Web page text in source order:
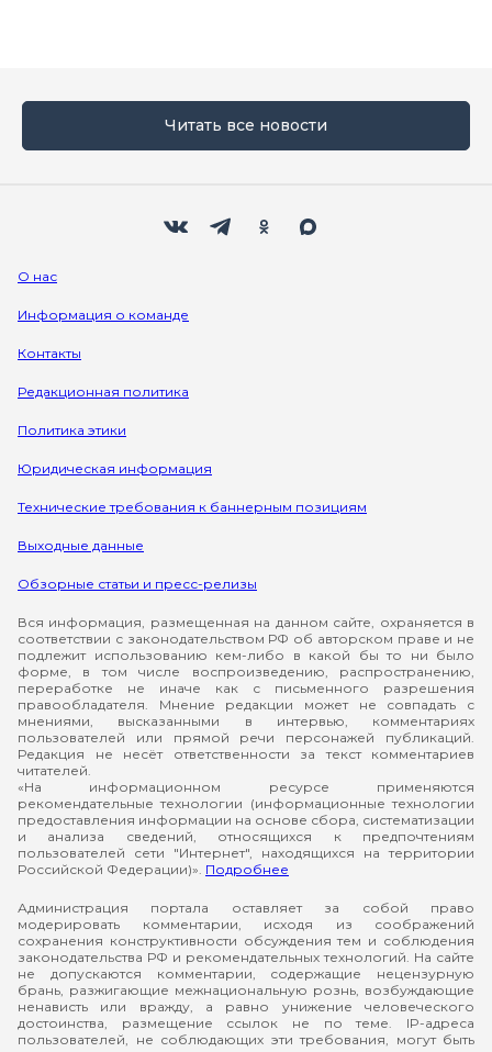
Читать все новости
О нас
Информация о команде
Контакты
Редакционная политика
Политика этики
Юридическая информация
Технические требования к баннерным позициям
Выходные данные
Обзорные статьи и пресс-релизы
Вся информация, размещенная на данном сайте, охраняется в
соответствии с законодательством РФ об авторском праве и не
подлежит использованию кем-либо в какой бы то ни было
форме, в том числе воспроизведению, распространению,
переработке не иначе как с письменного разрешения
правообладателя. Мнение редакции может не совпадать с
мнениями, высказанными в интервью, комментариях
пользователей или прямой речи персонажей публикаций.
Редакция не несёт ответственности за текст комментариев
читателей.
«На информационном ресурсе применяются
рекомендательные технологии (информационные технологии
предоставления информации на основе сбора, систематизации
и анализа сведений, относящихся к предпочтениям
пользователей сети "Интернет", находящихся на территории
Российской Федерации)». Подробнее
Администрация портала оставляет за собой право
модерировать комментарии, исходя из соображений
сохранения конструктивности обсуждения тем и соблюдения
законодательства РФ и рекомендательных технологий. На сайте
не допускаются комментарии, содержащие нецензурную
брань, разжигающие межнациональную рознь, возбуждающие
ненависть или вражду, а равно унижение человеческого
достоинства, размещение ссылок не по теме. IP-адреса
пользователей, не соблюдающих эти требования, могут быть